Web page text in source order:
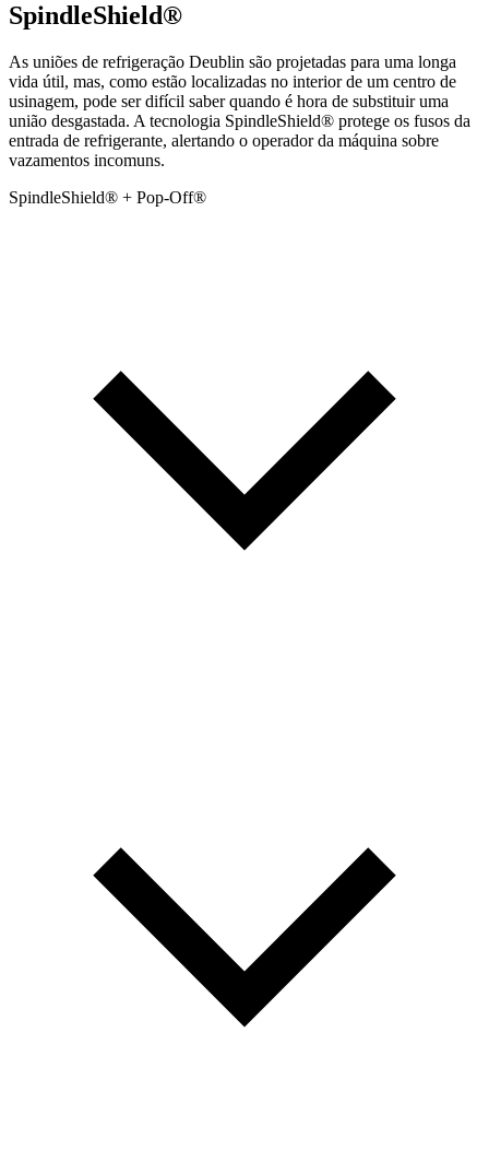
SpindleShield®
As uniões de refrigeração Deublin são projetadas para uma longa
vida útil, mas, como estão localizadas no interior de um centro de
usinagem, pode ser difícil saber quando é hora de substituir uma
união desgastada. A tecnologia SpindleShield® protege os fusos da
entrada de refrigerante, alertando o operador da máquina sobre
vazamentos incomuns.
SpindleShield® + Pop-Off®